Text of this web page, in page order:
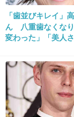
2018/04/16(月)
聞いたこと賞
実写ジョジョ
あれ
「歯並びキレイ」
ん 八重歯なくな
変わった」「美人さ
「歯列矯正してる